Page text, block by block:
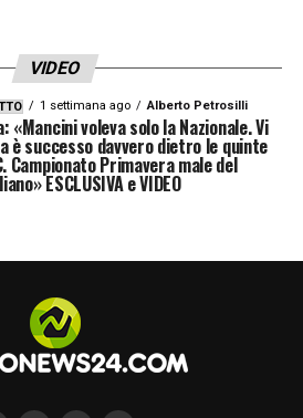
VIDEO
1 settimana ago Alberto Petrosilli
«Mancini voleva solo la Nazionale. Vi
è successo davvero dietro le quinte
Campionato Primavera male del
ESCLUSIVA e VIDEO